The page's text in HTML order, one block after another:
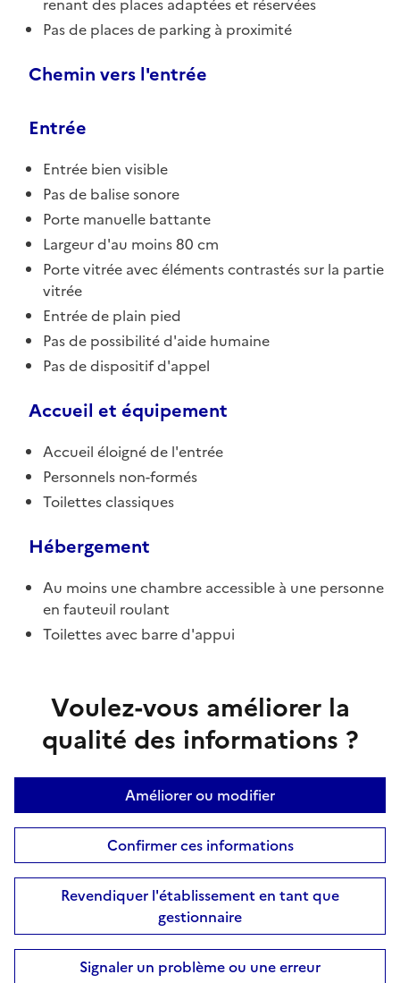
Pas de places de parking à proximité
Chemin vers l'entrée
Entrée
Entrée bien visible
Pas de balise sonore
Porte manuelle battante
Largeur d'au moins 80 cm
Porte vitrée avec éléments contrastés sur la partie
vitrée
Entrée de plain pied
Pas de possibilité d'aide humaine
Pas de dispositif d'appel
Accueil et équipement
Accueil éloigné de l'entrée
Personnels non-formés
Toilettes classiques
Hébergement
Au moins une chambre accessible à une personne
en fauteuil roulant
Toilettes avec barre d'appui
Voulez-vous améliorer la
qualité des informations ?
Améliorer ou modifier
Confirmer ces informations
Revendiquer l'établissement en tant que
gestionnaire
Signaler un problème ou une erreur